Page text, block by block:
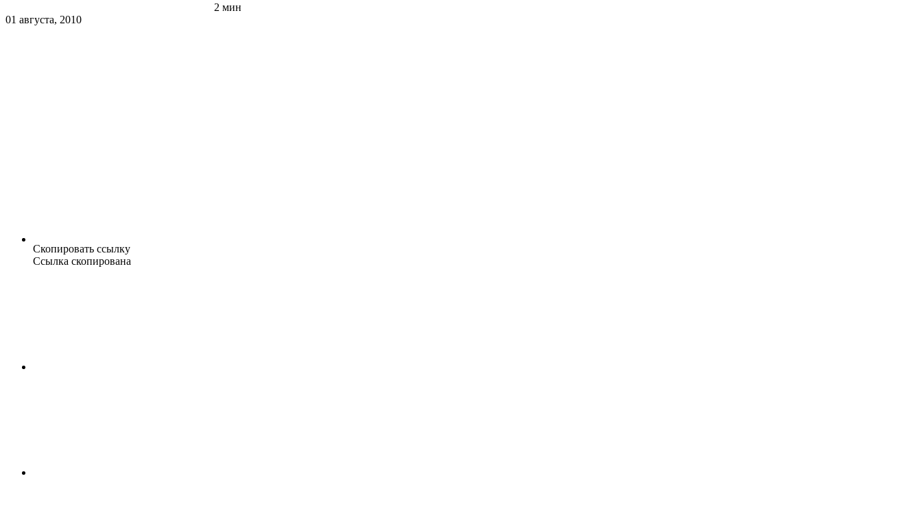
2 мин
01 августа, 2010
Скопировать ссылку
Ссылка скопирована